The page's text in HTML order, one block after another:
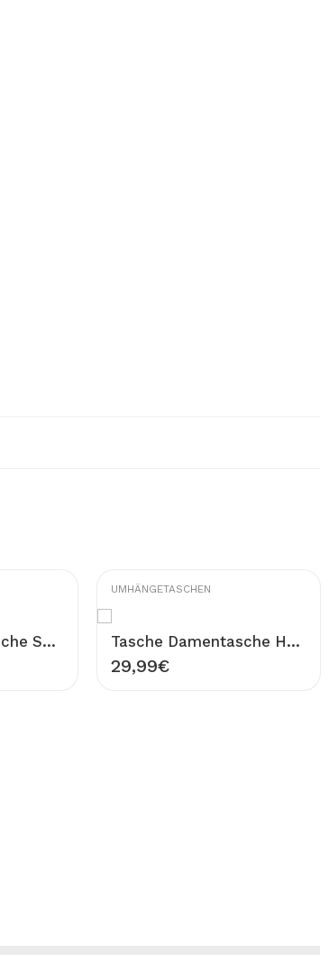
Tasche Damentasche Schultertasche Umhängetasche Rosa Textil mit Schulterriemen Blumen Muster Design FRIDA
UMHÄNGETASCHEN
Tasche Damentasche Handtasche Umhängetasche Rot mit Schulterriemen Schultertasche Design BONBON
29,99€